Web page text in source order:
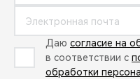
Даю согласие на
в соответствии с
обработки